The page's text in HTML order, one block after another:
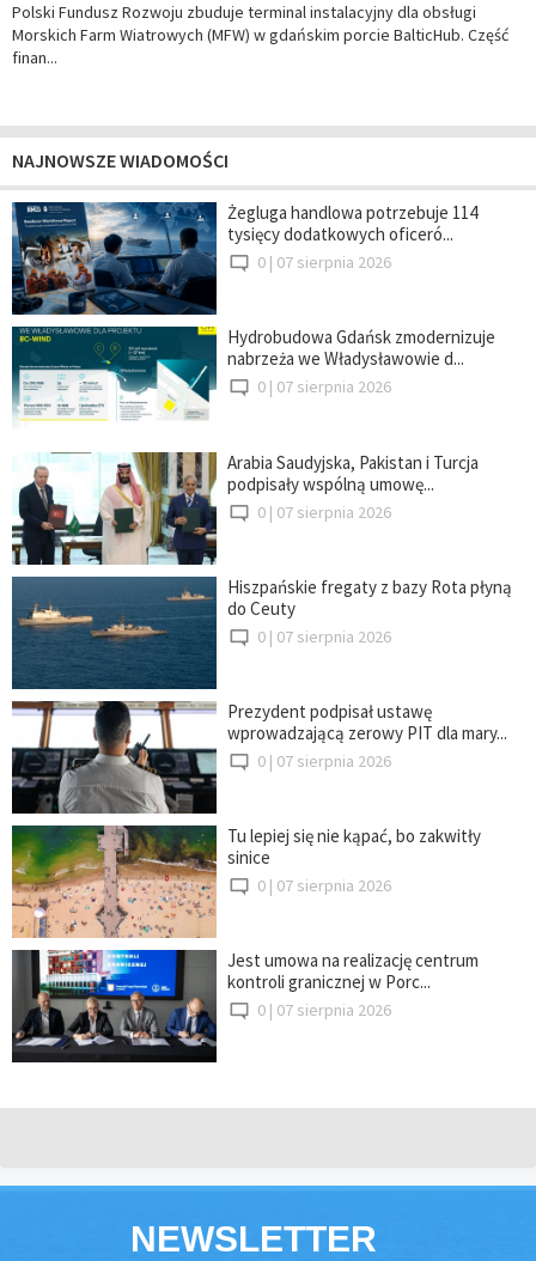
Polski Fundusz Rozwoju zbuduje terminal instalacyjny dla obsługi
Morskich Farm Wiatrowych (MFW) w gdańskim porcie BalticHub. Część
finan...
NAJNOWSZE WIADOMOŚCI
Żegluga handlowa potrzebuje 114
tysięcy dodatkowych oficeró...
0 | 07 sierpnia 2026
Hydrobudowa Gdańsk zmodernizuje
nabrzeża we Władysławowie d...
0 | 07 sierpnia 2026
Arabia Saudyjska, Pakistan i Turcja
podpisały wspólną umowę...
0 | 07 sierpnia 2026
Hiszpańskie fregaty z bazy Rota płyną
do Ceuty
0 | 07 sierpnia 2026
Prezydent podpisał ustawę
wprowadzającą zerowy PIT dla mary...
0 | 07 sierpnia 2026
Tu lepiej się nie kąpać, bo zakwitły
sinice
0 | 07 sierpnia 2026
Jest umowa na realizację centrum
kontroli granicznej w Porc...
0 | 07 sierpnia 2026
NEWSLETTER